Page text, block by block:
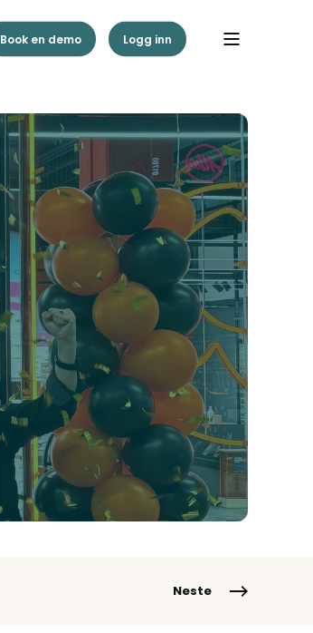
Book en demo Logg inn
Neste